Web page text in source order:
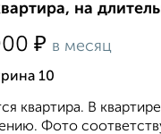
на
₽ в месяц
10
квартира. В
Фото